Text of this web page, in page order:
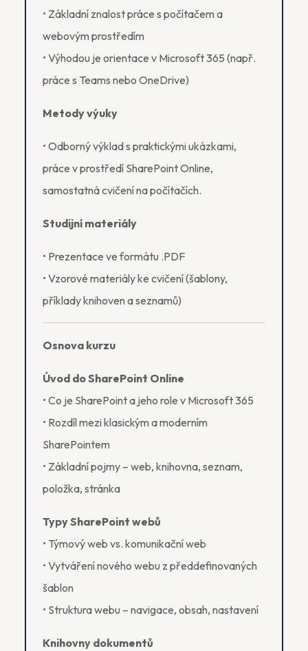
• Základní znalost práce s počítačem a
webovým prostředím
• Výhodou je orientace v Microsoft 365 (např.
práce s Teams nebo OneDrive)
Metody výuky
• Odborný výklad s praktickými ukázkami,
práce v prostředí SharePoint Online,
samostatná cvičení na počítačích.
Studijní materiály
• Prezentace ve formátu .PDF
• Vzorové materiály ke cvičení (šablony,
příklady knihoven a seznamů)
Osnova kurzu
Úvod do SharePoint Online
• Co je SharePoint a jeho role v Microsoft 365
• Rozdíl mezi klasickým a moderním
SharePointem
• Základní pojmy – web, knihovna, seznam,
položka, stránka
Typy SharePoint webů
• Týmový web vs. komunikační web
• Vytváření nového webu z předdefinovaných
šablon
• Struktura webu – navigace, obsah, nastavení
Knihovny dokumentů